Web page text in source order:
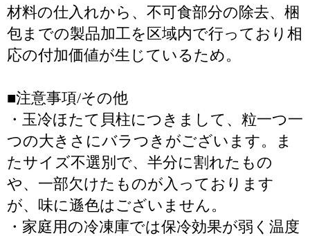
材料の仕入れから、不可食部分の除去、梱
包までの製品加工を区域内で行っており相
応の付加価値が生じているため。
■注意事項/その他
・玉冷ほたて貝柱につきまして、粒一つ一
つの大きさにバラつきがございます。ま
たサイズ不選別で、半分に割れたもの
や、一部欠けたものが入っております
が、味に遜色はございません。
・家庭用の冷凍庫では保冷効果が弱く温度